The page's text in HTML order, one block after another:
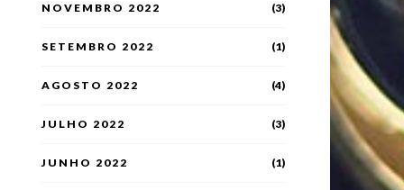
NOVEMBRO 2022 (3)
SETEMBRO 2022 (1)
AGOSTO 2022 (4)
JULHO 2022 (3)
JUNHO 2022 (1)